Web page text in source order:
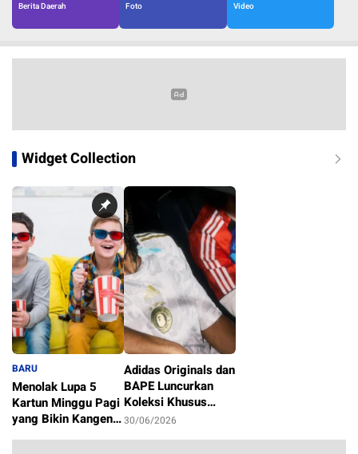
Berita Daerah Foto Video
Widget Collection
BARU
Menolak Lupa 5
Kartun Minggu Pagi
yang Bikin Kangen
1/07/2026
Adidas Originals dan
BAPE Luncurkan
Koleksi Khusus
Sambut Piala Dunia
30/06/2026